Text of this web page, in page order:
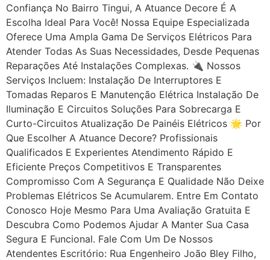
Confiança No Bairro Tingui, A Atuance Decore É A
Escolha Ideal Para Você! Nossa Equipe Especializada
Oferece Uma Ampla Gama De Serviços Elétricos Para
Atender Todas As Suas Necessidades, Desde Pequenas
Reparações Até Instalações Complexas. 🔌 Nossos
Serviços Incluem: Instalação De Interruptores E
Tomadas Reparos E Manutenção Elétrica Instalação De
Iluminação E Circuitos Soluções Para Sobrecarga E
Curto-Circuitos Atualização De Painéis Elétricos 🌟 Por
Que Escolher A Atuance Decore? Profissionais
Qualificados E Experientes Atendimento Rápido E
Eficiente Preços Competitivos E Transparentes
Compromisso Com A Segurança E Qualidade Não Deixe
Problemas Elétricos Se Acumularem. Entre Em Contato
Conosco Hoje Mesmo Para Uma Avaliação Gratuita E
Descubra Como Podemos Ajudar A Manter Sua Casa
Segura E Funcional. Fale Com Um De Nossos
Atendentes Escritório: Rua Engenheiro João Bley Filho,